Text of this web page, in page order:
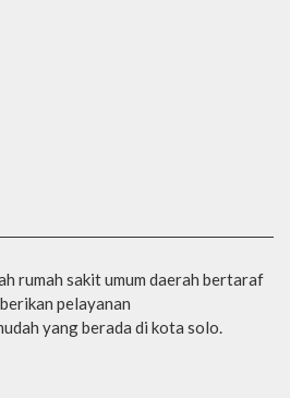
rumah sakit umum daerah bertaraf
pelayanan
yang berada di kota solo.